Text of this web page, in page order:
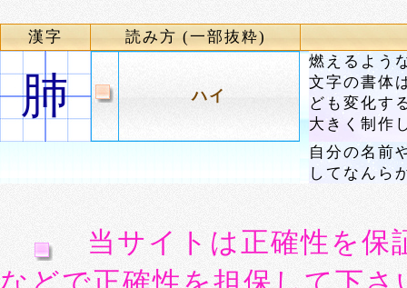
漢字 読み方 (一部抜粋)
肺 ハイ
燃えるよう
文字の書体
ども変化す
大きく制作
自分の名前
してなんら
当サイトは正確性を